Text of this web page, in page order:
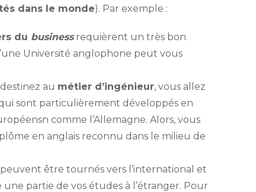
dans le monde). Par exemple :
du businessrequièrent un très bon
Université anglophone peut vous
au métier d’ingénieur, vous allez
sont particulièrement développés en
comme l’Allemagne. Alors, vous
en anglais reconnu dans le milieu de
être tournés vers l’international et
une partie de vos études à l’étranger. Pour